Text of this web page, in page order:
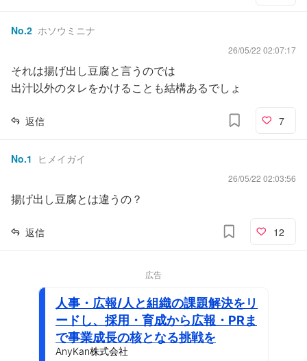
No.2 ホソウミニナ
26/05/22 02:07:17
それは揚げ出し豆腐と言うのでは
出汁以外のタレをかけることも結構あるでしょ
返信 7
No.1 ヒメイガイ
26/05/22 02:03:56
揚げ出し豆腐とは違うの？
返信 12
広告
人事・広報/人と組織の課題解決をリ
ードし、採用・育成から広報・PRま
で事業成長の核となる挑戦を
AnyKan株式会社